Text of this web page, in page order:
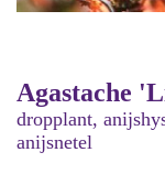
Agastache
dropplant,
anijsnetel